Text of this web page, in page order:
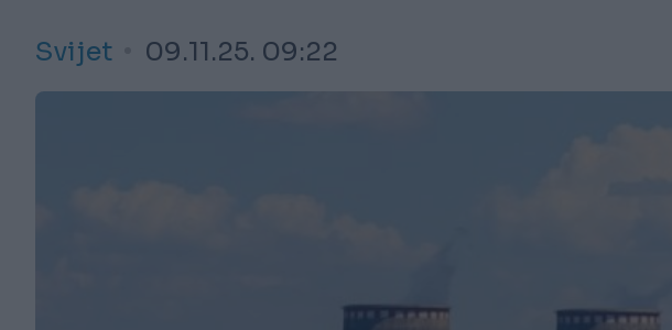
Svijet 09.11.25. 09:22